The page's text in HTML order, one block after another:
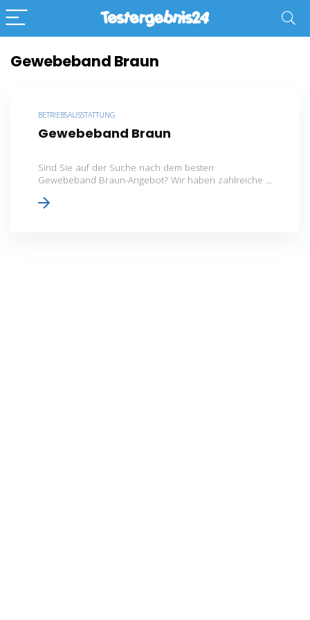
Gewebeband Braun
BETRIEBSAUSSTATTUNG
Gewebeband Braun
Sind Sie auf der Suche nach dem besten
Gewebeband Braun-Angebot? Wir haben zahlreiche ...